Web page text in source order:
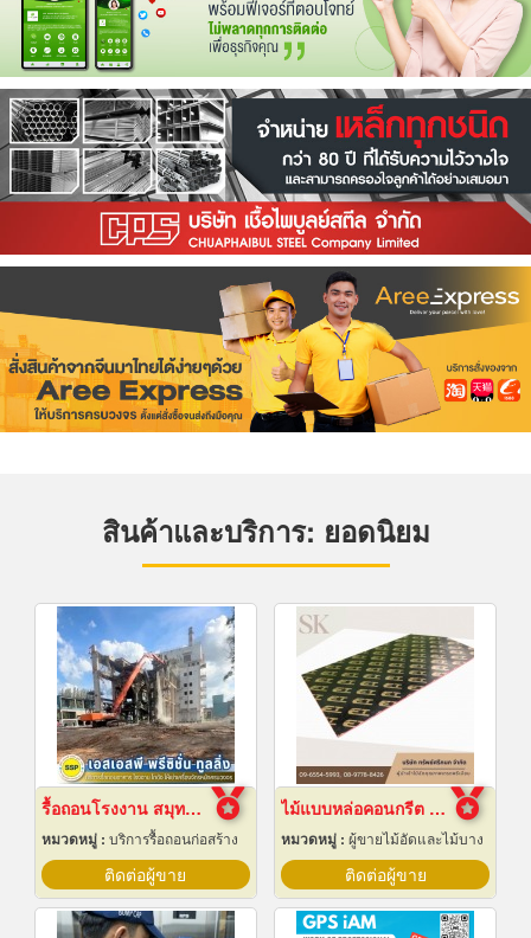
สินค้าและบริการ: ยอดนิยม
รื้อถอนโรงงาน สมุทรปราการ
หมวดหมู่ : บริการรื้อถอนก่อสร้าง
ติดต่อผู้ขาย
ไม้แบบหล่อคอนกรีต ไม้แบบเทปูน
หมวดหมู่ : ผู้ขายไม้อัดและไม้บาง
ติดต่อผู้ขาย